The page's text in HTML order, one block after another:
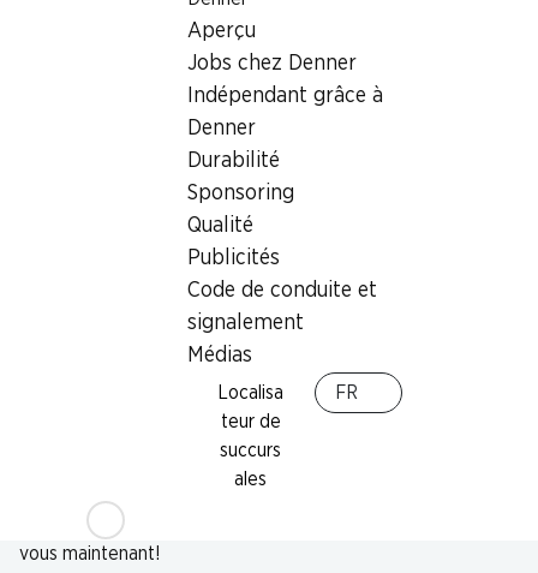
Aperçu
Jobs chez Denner
Indépendant grâce à
Denner
Durabilité
Sponsoring
Qualité
Publicités
Code de conduite et
signalement
Médias
Localisa
teur de
succurs
ales
FR
Restez au courant grâce à la newsletter Denner. Inscrivez-
vous maintenant!